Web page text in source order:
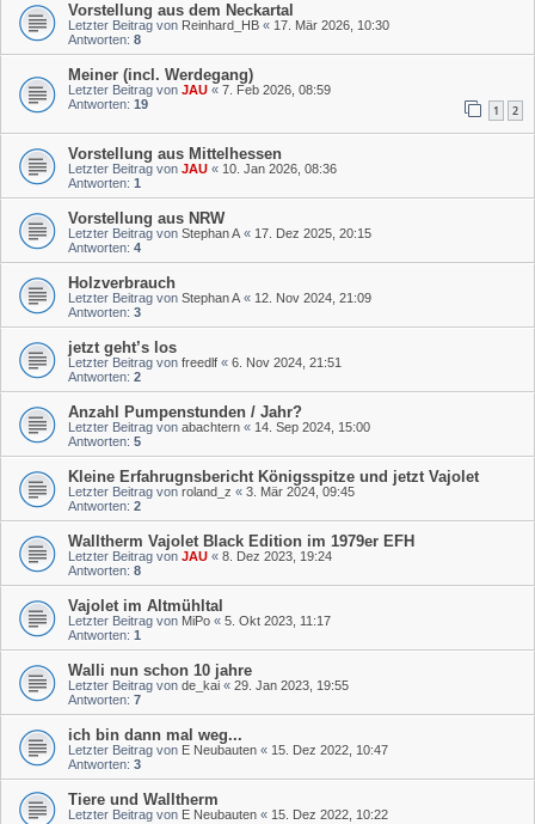
Vorstellung aus dem Neckartal
Letzter Beitrag von Reinhard_HB « 17. Mär 2026, 10:30
Antworten: 8
Meiner (incl. Werdegang)
Letzter Beitrag von JAU « 7. Feb 2026, 08:59
Antworten: 19 1 2
Vorstellung aus Mittelhessen
Letzter Beitrag von JAU « 10. Jan 2026, 08:36
Antworten: 1
Vorstellung aus NRW
Letzter Beitrag von Stephan A « 17. Dez 2025, 20:15
Antworten: 4
Holzverbrauch
Letzter Beitrag von Stephan A « 12. Nov 2024, 21:09
Antworten: 3
jetzt geht’s los
Letzter Beitrag von freedlf « 6. Nov 2024, 21:51
Antworten: 2
Anzahl Pumpenstunden / Jahr?
Letzter Beitrag von abachtern « 14. Sep 2024, 15:00
Antworten: 5
Kleine Erfahrugnsbericht Königsspitze und jetzt Vajolet
Letzter Beitrag von roland_z « 3. Mär 2024, 09:45
Antworten: 2
Walltherm Vajolet Black Edition im 1979er EFH
Letzter Beitrag von JAU « 8. Dez 2023, 19:24
Antworten: 8
Vajolet im Altmühltal
Letzter Beitrag von MiPo « 5. Okt 2023, 11:17
Antworten: 1
Walli nun schon 10 jahre
Letzter Beitrag von de_kai « 29. Jan 2023, 19:55
Antworten: 7
ich bin dann mal weg...
Letzter Beitrag von E Neubauten « 15. Dez 2022, 10:47
Antworten: 3
Tiere und Walltherm
Letzter Beitrag von E Neubauten « 15. Dez 2022, 10:22